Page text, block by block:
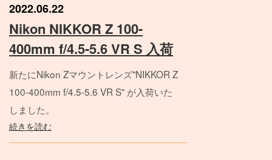
2022.06.22
Nikon NIKKOR Z 100-
400mm f/4.5-5.6 VR S 入荷
新たにNikon Zマウントレンズ"NIKKOR Z
100-400mm f/4.5-5.6 VR S" が入荷いた
しました。
続きを読む